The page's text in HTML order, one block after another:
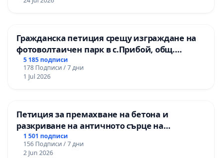
Гражданска петиция срещу изграждане на
фотоволтаичен парк в с.Прибой, общ.
Радомир
5 185 подписи
178 Подписи / 7 дни
1 Jul 2026
Петиция за премахване на бетона и
разкриване на античното сърце на
Могиланската могила във Враца
1 501 подписи
156 Подписи / 7 дни
2 Jun 2026